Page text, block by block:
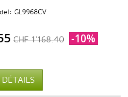
GL9968CV
CHF 1'168.40 -10%
DÉTAILS